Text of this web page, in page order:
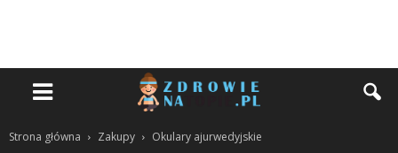
Strona główna Zakupy Okulary ajurwedyjskie